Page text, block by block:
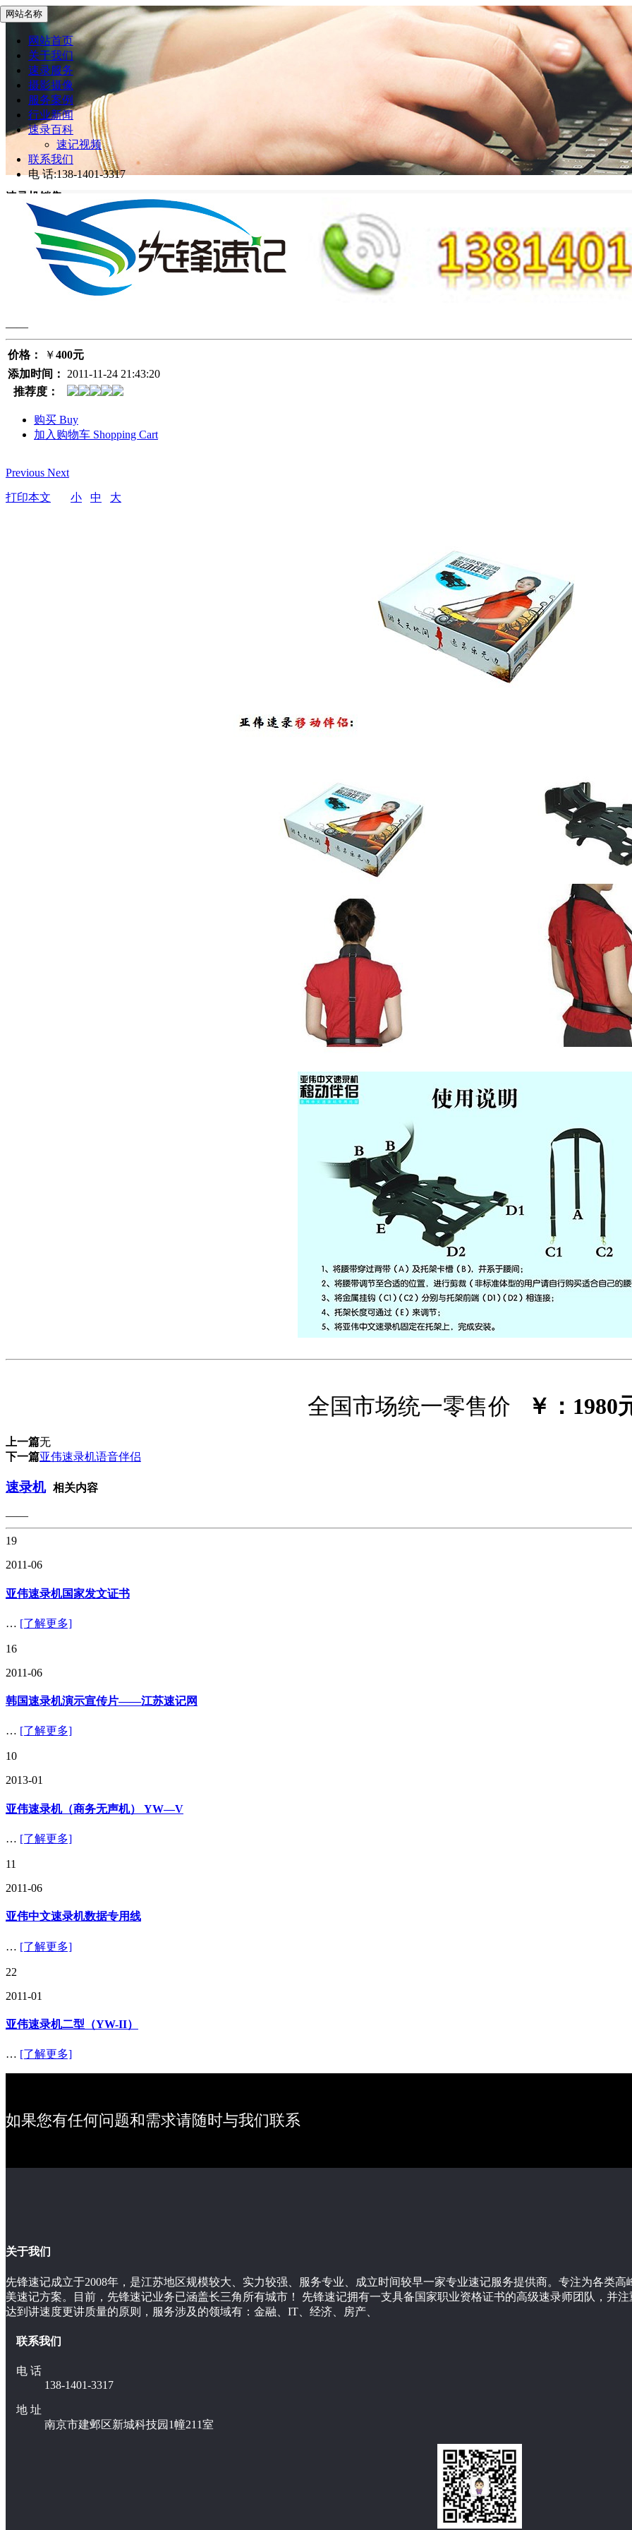
网站名称
网站首页
关于我们
速录服务
摄影摄像
服务案例
行业新闻
速录百科
速记视频
联系我们
电 话:138-1401-3317
速录机销售
先锋速记> 速录机销售
网站首页
速录机销售
亚伟速录机移动伴侣
——
价格： ￥400元
添加时间：
2011-11-24 21:43:20
推荐度：
购买 Buy
加入购物车 Shopping Cart
Previous Next
打印本文 小 中 大
全国市场统一零售价 ￥：1980
上一篇无
下一篇亚伟速录机语音伴侣
速录机 相关内容
——
19
2011-06
亚伟速录机国家发文证书
… [了解更多]
16
2011-06
韩国速录机演示宣传片——江苏速记网
… [了解更多]
10
2013-01
亚伟速录机（商务无声机） YW—V
… [了解更多]
11
2011-06
亚伟中文速录机数据专用线
… [了解更多]
22
2011-01
亚伟速录机二型（YW-II）
… [了解更多]
如果您有任何问题和需求请随时与我们联系
关于我们
先锋速记成立于2008年，是江苏地区规模较大、实力较强、服务专业、成立时间较早一家专业速记服务提供商。专注为各类
美速记方案。目前，先锋速记业务已涵盖长三角所有城市！ 先锋速记拥有一支具备国家职业资格证书的高级速录师团队，并
达到讲速度更讲质量的原则，服务涉及的领域有：金融、IT、经济、房产、
联系我们
电 话
138-1401-3317
地 址
南京市建邺区新城科技园1幢211室